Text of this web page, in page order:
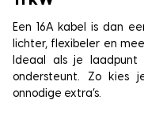
Een 16A kabel is dan
lichter, flexibeler en
Ideaal als je
ondersteunt. Zo kies
onnodige extra’s.